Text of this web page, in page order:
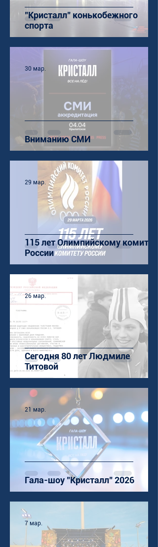
"Кристалл" конькобежного
спорта
Вниманию СМИ
30 мар.
115 лет Олимпийскому комитету
России
29 мар.
Сегодня 80 лет Людмиле
Титовой
26 мар.
Гала-шоу "Кристалл" 2026
21 мар.
7 мар.